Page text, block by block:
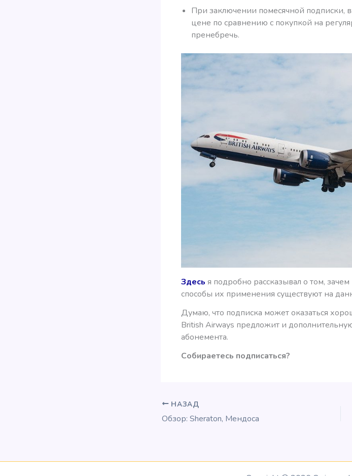
При заключении помесячной подписки,
цене по сравнению с покупкой на
пренебречь.
Здесь я подробно рассказывал о том,
способы их применения существуют на
Думаю, что подписка может оказаться
British Airways предложит и
абонемента.
Собираетесь подписаться?
НАЗАД
Обзор: Sheraton, Мендоса